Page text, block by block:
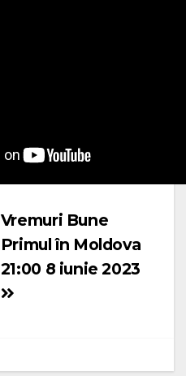
Vremuri Bune
Primul în Moldova
21:00 8 iunie 2023